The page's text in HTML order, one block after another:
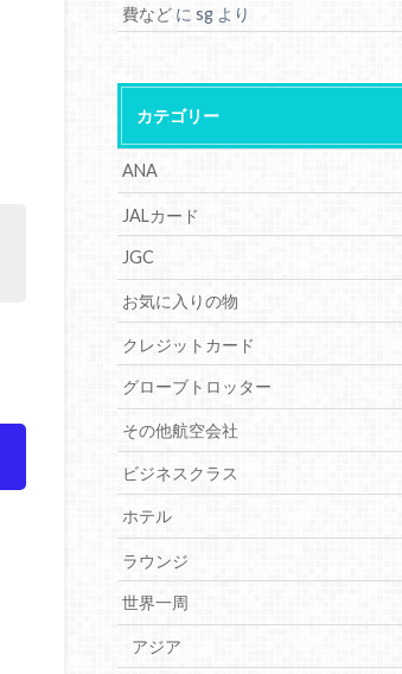
費など にsg より
カテゴリー
ANA
JALカード
JGC
お気に入りの物
クレジットカード
グローブトロッター
その他航空会社
ビジネスクラス
ホテル
ラウンジ
世界一周
アジア